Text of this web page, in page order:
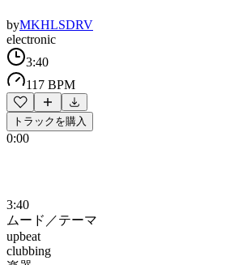
byMKHLSDRV
electronic
3:40
117 BPM
トラックを購入
0:00
3:40
ムード／テーマ
upbeat
clubbing